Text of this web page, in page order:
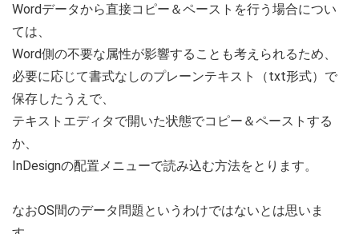
Wordデータから直接コピー＆ペーストを行う場合につい
ては、
Word側の不要な属性が影響することも考えられるため、
必要に応じて書式なしのプレーンテキスト（txt形式）で
保存したうえで、
テキストエディタで開いた状態でコピー＆ペーストする
か、
InDesignの配置メニューで読み込む方法をとります。
なおOS間のデータ問題というわけではないとは思いま